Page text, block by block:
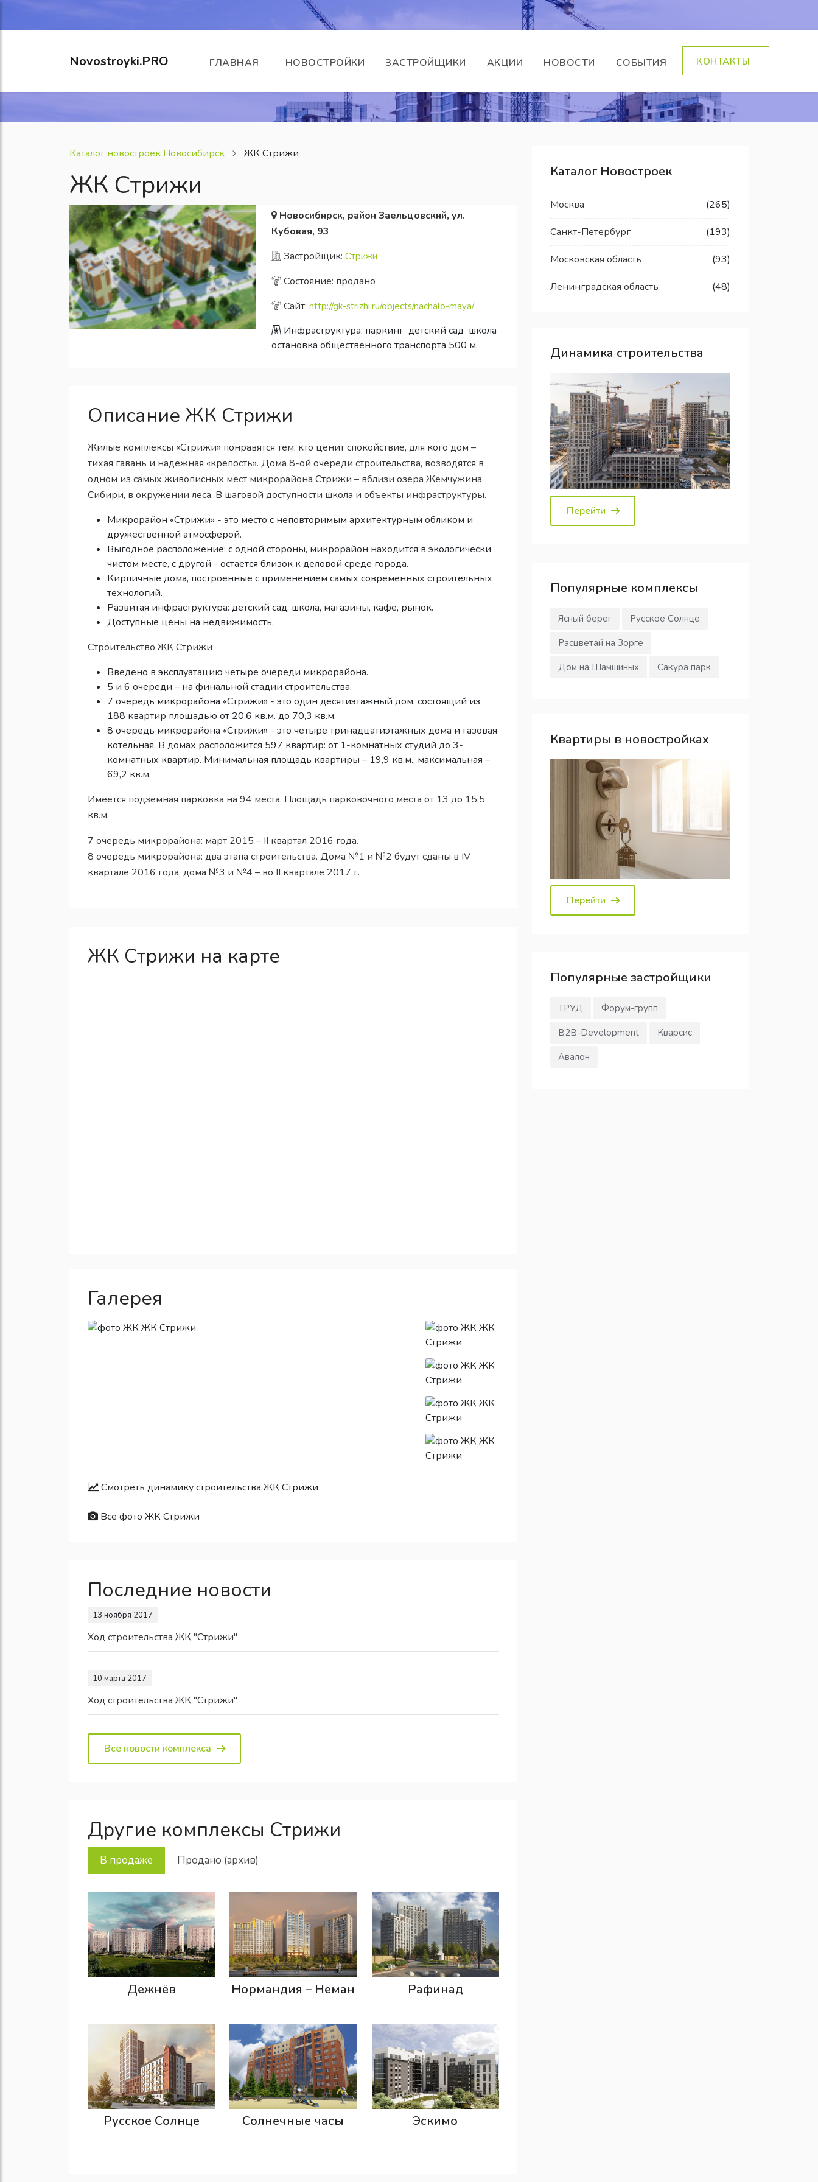
Novostroyki.PRO ГЛАВНАЯ НОВОСТРОЙКИ ЗАСТРОЙЩИКИ АКЦИИ НОВОСТИ СОБЫТИЯ КОНТАКТЫ
Каталог новостроек Новосибирск ЖК Стрижи
ЖК Стрижи
Новосибирск, район Заельцовский, ул.
Кубовая, 93
Застройщик: Стрижи
Состояние: продано
Сайт: http://gk-strizhi.ru/objects/nachalo-maya/
Инфраструктура: паркинг детский сад школа
остановка общественного транспорта 500 м.
Описание ЖК Стрижи
Жилые комплексы «Стрижи» понравятся тем, кто ценит спокойствие, для кого дом –
тихая гавань и надёжная «крепость». Дома 8-ой очереди строительства, возводятся в
одном из самых живописных мест микрорайона Стрижи – вблизи озера Жемчужина
Сибири, в окружении леса. В шаговой доступности школа и объекты инфраструктуры.
Микрорайон «Стрижи» - это место с неповторимым архитектурным обликом и
дружественной атмосферой.
Выгодное расположение: с одной стороны, микрорайон находится в экологически
чистом месте, с другой - остается близок к деловой среде города.
Кирпичные дома, построенные с применением самых современных строительных
технологий.
Развитая инфраструктура: детский сад, школа, магазины, кафе, рынок.
Доступные цены на недвижимость.
Строительство ЖК Стрижи
Введено в эксплуатацию четыре очереди микрорайона.
5 и 6 очереди – на финальной стадии строительства.
7 очередь микрорайона «Стрижи» - это один десятиэтажный дом, состоящий из
188 квартир площадью от 20,6 кв.м. до 70,3 кв.м.
8 очередь микрорайона «Стрижи» - это четыре тринадцатиэтажных дома и газовая
котельная. В домах расположится 597 квартир: от 1-комнатных студий до 3-
комнатных квартир. Минимальная площадь квартиры – 19,9 кв.м., максимальная –
69,2 кв.м.
Имеется подземная парковка на 94 места. Площадь парковочного места от 13 до 15,5
кв.м.
7 очередь микрорайона: март 2015 – II квартал 2016 года.
8 очередь микрорайона: два этапа строительства. Дома №1 и №2 будут сданы в IV
квартале 2016 года, дома №3 и №4 – во II квартале 2017 г.
ЖК Стрижи на карте
Галерея
Смотреть динамику строительства ЖК Стрижи
Все фото ЖК Стрижи
Последние новости
13 ноября 2017
Ход строительства ЖК "Стрижи"
10 марта 2017
Ход строительства ЖК "Стрижи"
Все новости комплекса
Другие комплексы Стрижи
В продаже Продано (архив)
Дежнёв Нормандия – Неман Рафинад
Русское Солнце Солнечные часы Эскимо
Каталог Новостроек
Москва (265)
Санкт-Петербург (193)
Московская область (93)
Ленинградская область (48)
Динамика строительства
Перейти
Популярные комплексы
Ясный берег
Русское Солнце
Расцветай на Зорге
Дом на Шамшиных
Сакура парк
Квартиры в новостройках
Перейти
Популярные застройщики
ТРУД
Форум-групп
В2В-Development
Кварсис
Авалон